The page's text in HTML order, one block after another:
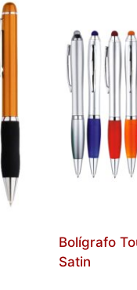
Bolígrafo
Satin